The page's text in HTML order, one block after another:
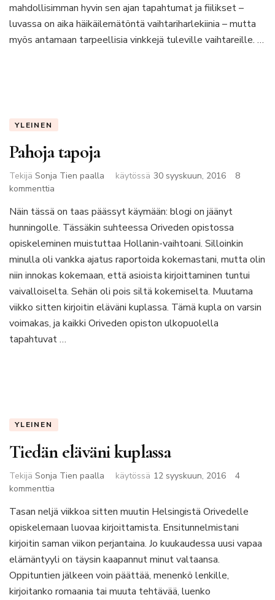
mahdollisimman hyvin sen ajan tapahtumat ja fiilikset –
luvassa on aika häikäilemätöntä vaihtariharlekiinia – mutta
myös antamaan tarpeellisia vinkkejä tuleville vaihtareille. …
YLEINEN
Pahoja tapoja
Tekijä Sonja Tien paalla käytössä 30 syyskuun, 2016
8
kommenttia
tapoja
Näin tässä on taas päässyt käymään: blogi on jäänyt
hunningolle. Tässäkin suhteessa Oriveden opistossa
opiskeleminen muistuttaa Hollanin-vaihtoani. Silloinkin
minulla oli vankka ajatus raportoida kokemastani, mutta olin
niin innokas kokemaan, että asioista kirjoittaminen tuntui
vaivalloiselta. Sehän oli pois siltä kokemiselta. Muutama
viikko sitten kirjoitin eläväni kuplassa. Tämä kupla on varsin
voimakas, ja kaikki Oriveden opiston ulkopuolella
tapahtuvat …
YLEINEN
Tiedän eläväni kuplassa
Tekijä Sonja Tien paalla käytössä 12 syyskuun, 2016
4
kommenttia
eläväni
kuplassa
Tasan neljä viikkoa sitten muutin Helsingistä Orivedelle
opiskelemaan luovaa kirjoittamista. Ensitunnelmistani
kirjoitin saman viikon perjantaina. Jo kuukaudessa uusi vapaa
elämäntyyli on täysin kaapannut minut valtaansa.
Oppituntien jälkeen voin päättää, menenkö lenkille,
kirjoitanko romaania tai muuta tehtävää, luenko